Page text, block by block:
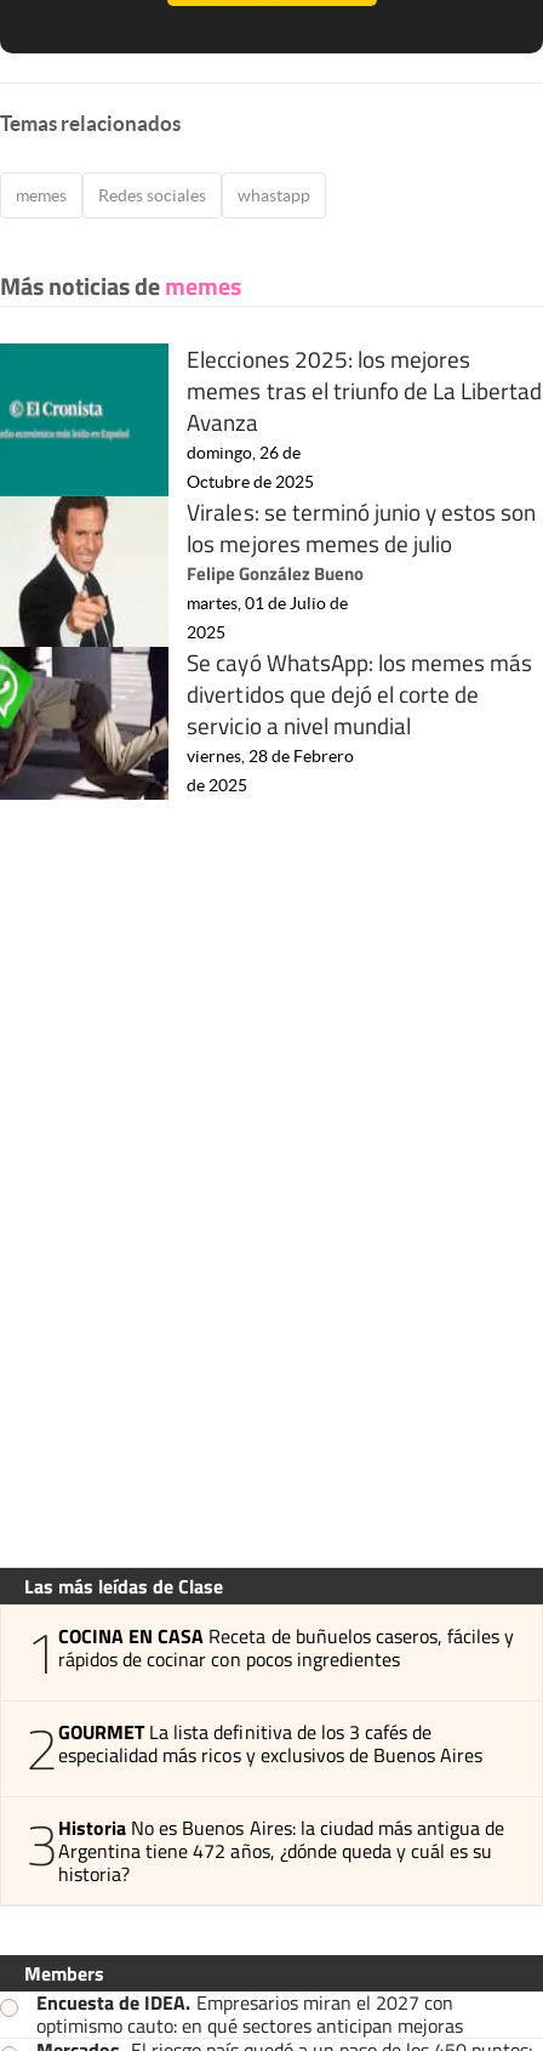
Temas relacionados
memes Redes sociales whastapp
Más noticias dememes
Elecciones 2025: los mejores
memes tras el triunfo de La Libertad
Avanza
domingo, 26 de
Octubre de 2025
Virales: se terminó junio y estos son
los mejores memes de julio
Felipe González Bueno
martes, 01 de Julio de
2025
Se cayó WhatsApp: los memes más
divertidos que dejó el corte de
servicio a nivel mundial
viernes, 28 de Febrero
de 2025
Las más leídas de Clase
1 COCINA EN CASA Receta de buñuelos caseros, fáciles y
rápidos de cocinar con pocos ingredientes
2GOURMET La lista definitiva de los 3 cafés de
especialidad más ricos y exclusivos de Buenos Aires
3Historia No es Buenos Aires: la ciudad más antigua de
Argentina tiene 472 años, ¿dónde queda y cuál es su
historia?
Members
Encuesta de IDEA. Empresarios miran el 2027 con
optimismo cauto: en qué sectores anticipan mejoras